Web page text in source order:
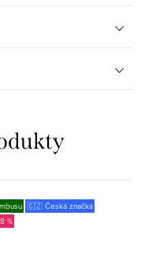
🇨🇿 Česká značka
%